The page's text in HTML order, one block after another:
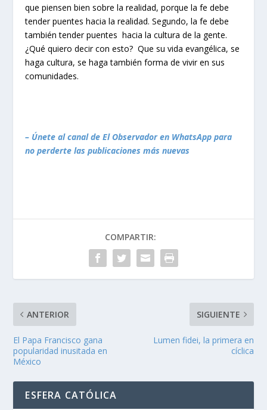
que piensen bien sobre la realidad, porquela fe debe
tender puentes hacia la realidad. Segundo, la fe debe
también tender puenteshacia la cultura de la gente.
¿Qué quiero decir con esto? Que su vida evangélica, se
haga cultura, se haga también forma de vivir en sus
comunidades.
– Únete al canal de El Observador en WhatsApp para
no perderte las publicaciones más nuevas
COMPARTIR:
ANTERIOR
El Papa Francisco gana
popularidad inusitada en
México
SIGUIENTE
Lumen fidei, la primera en
cíclica
ESFERA CATÓLICA